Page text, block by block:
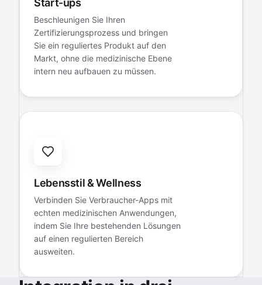
Start-ups
Beschleunigen Sie Ihren
Zertifizierungsprozess und bringen
Sie ein reguliertes Produkt auf den
Markt, ohne die medizinische Ebene
intern neu aufbauen zu müssen.
Lebensstil & Wellness
Verbinden Sie Verbraucher-Apps mit
echten medizinischen Anwendungen,
indem Sie Ihre bestehenden Lösungen
auf einen regulierten Bereich
ausweiten.